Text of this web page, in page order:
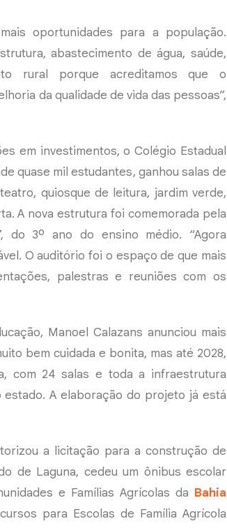
oportunidades para a população.
abastecimento de água, saúde,
rural porque acreditamos que o
da qualidade de vida das pessoas”,
em investimentos, o Colégio Estadual
quase mil estudantes, ganhou salas de
quiosque de leitura, jardim verde,
A nova estrutura foi comemorada pela
do 3º ano do ensino médio. “Agora
O auditório foi o espaço de que mais
palestras e reuniões com os
Manoel Calazans anunciou mais
bem cuidada e bonita, mas até 2028,
com 24 salas e toda a infraestrutura
A elaboração do projeto já está
a licitação para a construção de
de Laguna, cedeu um ônibus escolar
e Famílias Agrícolas da Bahia
para Escolas de Família Agrícola